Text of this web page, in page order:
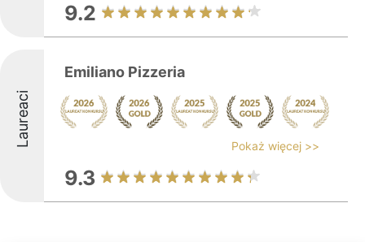
9.2
Laureaci
Emiliano Pizzeria
Pokaż więcej >>
9.3